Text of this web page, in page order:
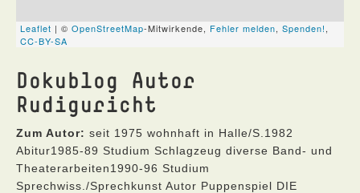
Dokublog Autor
Rudiguricht
Zum Autor: seit 1975 wohnhaft in Halle/S.1982
Abitur1985-89 Studium Schlagzeug diverse Band- und
Theaterarbeiten1990-96 Studium
Sprechwiss./Sprechkunst Autor Puppenspiel DIE